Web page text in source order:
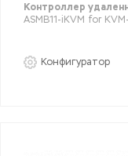
Контроллер
ASMB11-iKVM for
Конфигуратор